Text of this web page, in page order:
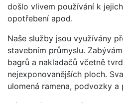
došlo vlivem používání k
opotřebení apod.
Naše služby jsou využívány
stavebním průmyslu.
bagrů a nakladačů včetně
nejexponovanějších ploch.
ulomená ramena, podvozky a